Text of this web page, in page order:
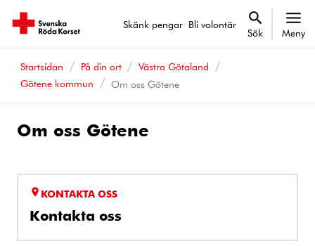
Skänk pengar Bli volontär
Sök Meny
Startsidan På din ort
Västra Götaland
Götene kommun
Om oss Götene
Om oss Götene
KONTAKTA OSS
Kontakta oss